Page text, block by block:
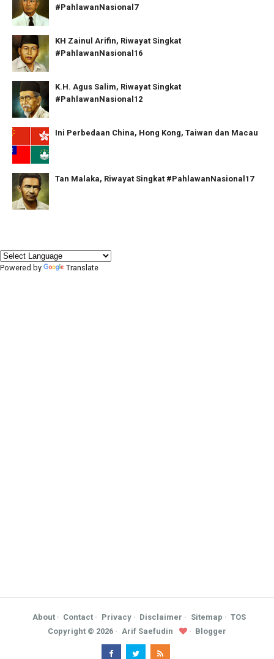
#PahlawanNasional7
KH Zainul Arifin, Riwayat Singkat
#PahlawanNasional16
K.H. Agus Salim, Riwayat Singkat
#PahlawanNasional12
Ini Perbedaan China, Hong Kong, Taiwan dan Macau
Tan Malaka, Riwayat Singkat #PahlawanNasional17
Powered by Translate
About Contact Privacy Disclaimer Sitemap
TOS
Copyright © 2026 Arif Saefudin Blogger